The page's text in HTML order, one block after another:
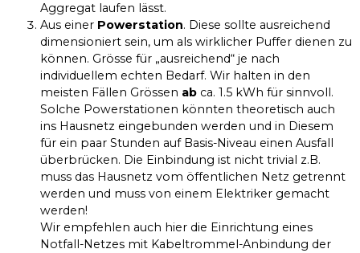
Aggregat laufen lässt.
Aus einer Powerstation. Diese sollte ausreichend
dimensioniert sein, um als wirklicher Puffer dienen zu
können. Grösse für „ausreichend“ je nach
individuellem echten Bedarf. Wir halten in den
meisten Fällen Grössen ab ca. 1.5 kWh für sinnvoll.
Solche Powerstationen könnten theoretisch auch
ins Hausnetz eingebunden werden und in Diesem
für ein paar Stunden auf Basis-Niveau einen Ausfall
überbrücken. Die Einbindung ist nicht trivial z.B.
muss das Hausnetz vom öffentlichen Netz getrennt
werden und muss von einem Elektriker gemacht
werden!
Wir empfehlen auch hier die Einrichtung eines
Notfall-Netzes mit Kabeltrommel-Anbindung der